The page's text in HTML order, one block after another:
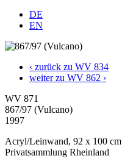
DE
EN
‹ zurück zu WV 834
weiter zu WV 862 ›
WV 871
867/97 (Vulcano)
1997
Acryl/Leinwand, 92 x 100 cm
Privatsammlung Rheinland